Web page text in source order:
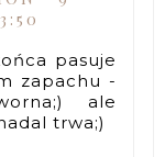
pasuje
zapachu -
ale
trwa;)